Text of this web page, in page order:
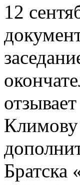
12
Климову
Братска